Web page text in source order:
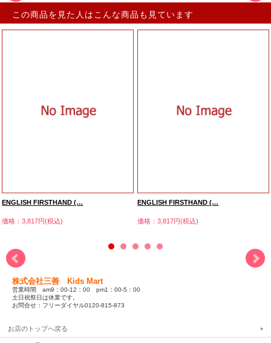
この商品を見た人はこんな商品も見ています
ENGLISH FIRSTHAND (…
価格：3,817円(税込)
ENGLISH FIRSTHAND (…
価格：3,817円(税込)
株式会社三善 Kids Mart
営業時間 am9：00-12：00 pm1：00-5：00
土日祝祭日は休業です。
お問合せ：フリーダイヤル0120-815-873
お店のトップへ戻る